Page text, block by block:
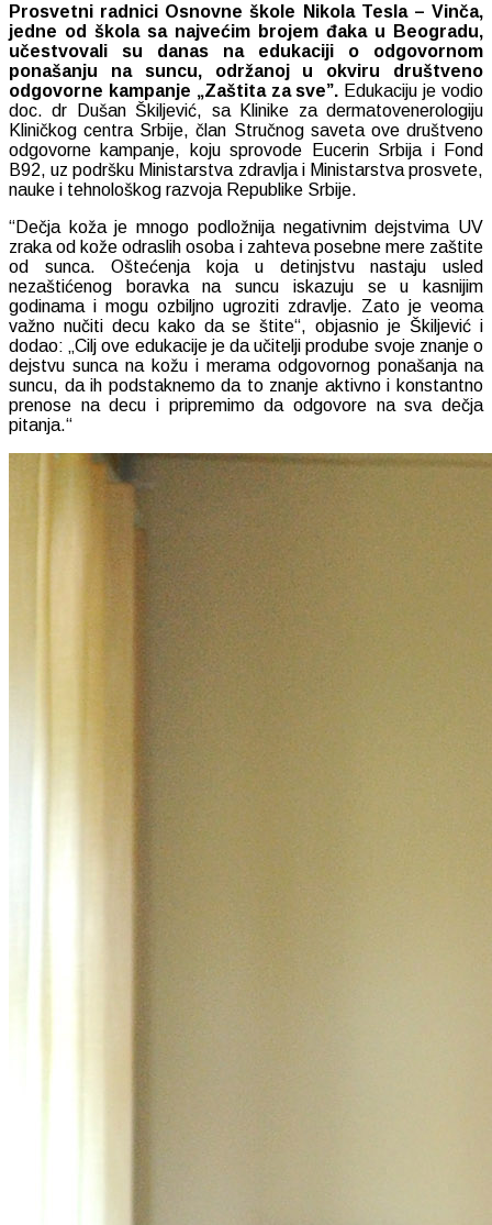
Prosvetni radnici Osnovne škole Nikola Tesla – Vinča,
jedne od škola sa najvećim brojem đaka u Beogradu,
učestvovali su danas na edukaciji o odgovornom
ponašanju na suncu, održanoj u okviru društveno
odgovorne kampanje „Zaštita za sve”. Edukaciju je vodio
doc. dr Dušan Škiljević, sa Klinike za dermatovenerologiju
Kliničkog centra Srbije, član Stručnog saveta ove društveno
odgovorne kampanje, koju sprovode Eucerin Srbija i Fond
B92, uz podršku Ministarstva zdravlja i Ministarstva prosvete,
nauke i tehnološkog razvoja Republike Srbije.
“Dečja koža je mnogo podložnija negativnim dejstvima UV
zraka od kože odraslih osoba i zahteva posebne mere zaštite
od sunca. Oštećenja koja u detinjstvu nastaju usled
nezaštićenog boravka na suncu iskazuju se u kasnijim
godinama i mogu ozbiljno ugroziti zdravlje. Zato je veoma
važno nučiti decu kako da se štite“, objasnio je Škiljević i
dodao: „Cilj ove edukacije je da učitelji prodube svoje znanje o
dejstvu sunca na kožu i merama odgovornog ponašanja na
suncu, da ih podstaknemo da to znanje aktivno i konstantno
prenose na decu i pripremimo da odgovore na sva dečja
pitanja.“